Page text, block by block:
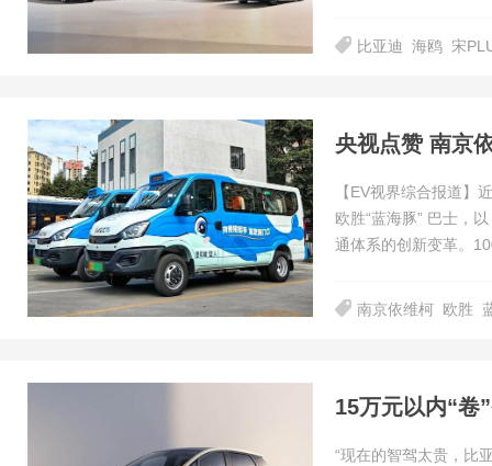
比亚迪 海鸥 宋
央视点赞 南京
【EV视界综合报道】
欧胜“蓝海豚” 巴士，
通体系的创新变革。
南京依维柯 欧胜
15万元以内“卷
“现在的智驾太贵，比